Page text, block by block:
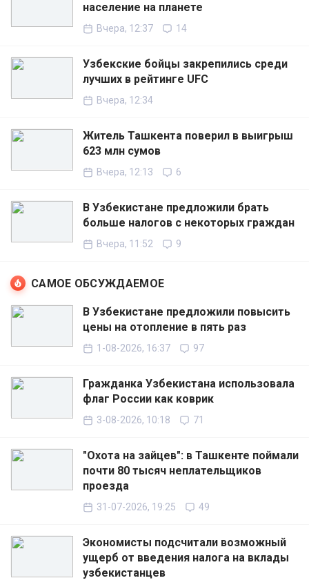
население на планете
Вчера, 12:37 14
Узбекские бойцы закрепились среди
лучших в рейтинге UFC
Вчера, 12:34
Житель Ташкента поверил в выигрыш
623 млн сумов
Вчера, 12:13 6
В Узбекистане предложили брать
больше налогов с некоторых граждан
Вчера, 11:52 9
САМОЕ ОБСУЖДАЕМОЕ
В Узбекистане предложили повысить
цены на отопление в пять раз
1-08-2026, 16:37 97
Гражданка Узбекистана использовала
флаг России как коврик
3-08-2026, 10:18 71
"Охота на зайцев": в Ташкенте поймали
почти 80 тысяч неплательщиков
проезда
31-07-2026, 19:25 49
Экономисты подсчитали возможный
ущерб от введения налога на вклады
узбекистанцев